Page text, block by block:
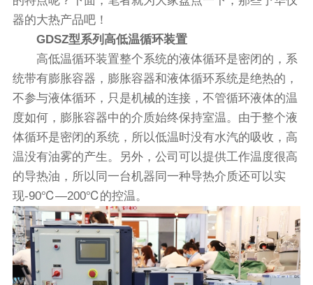
器的大热产品吧！
GDSZ型系列高低温循环装置
高低温循环装置整个系统的液体循环是密闭的，系
统带有膨胀容器，膨胀容器和液体循环系统是绝热的，
不参与液体循环，只是机械的连接，不管循环液体的温
度如何，膨胀容器中的介质始终保持室温。由于整个液
体循环是密闭的系统，所以低温时没有水汽的吸收，高
温没有油雾的产生。另外，公司可以提供工作温度很高
的导热油，所以同一台机器同一种导热介质还可以实
现-90℃—200℃的控温。